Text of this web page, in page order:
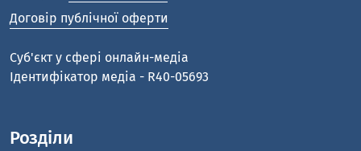
Договір публічної оферти
Cуб'єкт у сфері онлайн-медіа
Ідентифікатор медіа - R40-05693
Розділи